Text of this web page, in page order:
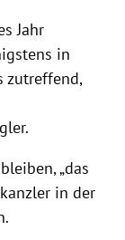
Jahr
in
zutreffend,
„das
in der